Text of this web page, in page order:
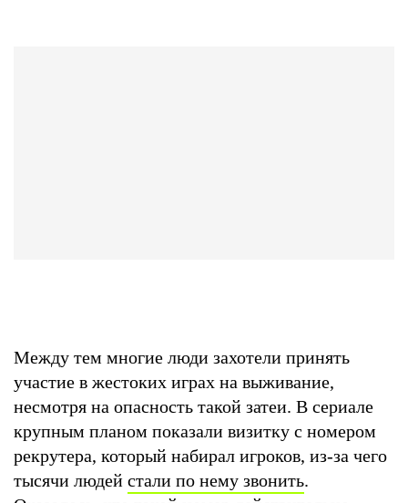
Между тем многие люди захотели принять
участие в жестоких играх на выживание,
несмотря на опасность такой затеи. В сериале
крупным планом показали визитку с номером
рекрутера, который набирал игроков, из-за чего
тысячи людей стали по нему звонить.